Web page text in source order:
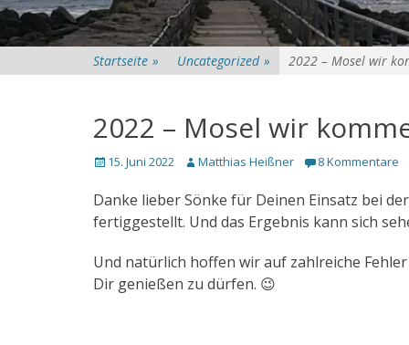
Startseite » Uncategorized » 2022 – Mosel wir
2022 – Mosel wir
Veröffentlicht
15. Juni 2022 AutorMatthias Heißner 8 Kommentare
Danke lieber Sönke für Deinen Einsatz bei
fertiggestellt. Und das Ergebnis kann sich
Und natürlich hoffen wir auf zahlreiche
Dir genießen zu dürfen. 😉